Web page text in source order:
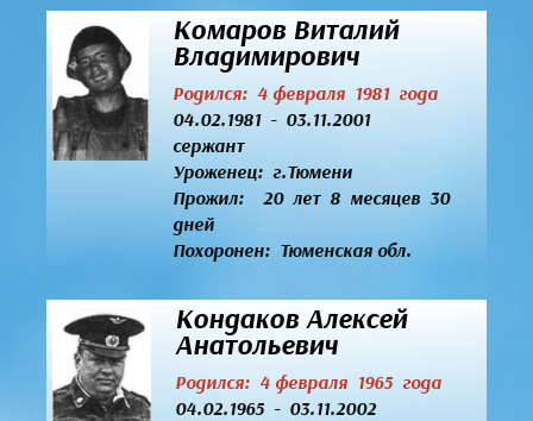
Комаров Виталий
Владимирович
Родился: 4 февраля 1981 года
04.02.1981 - 03.11.2001
сержант
Уроженец:г.Тюмени
Прожил: 20 лет 8 месяцев 30
дней
Похоронен: Тюменская обл.
Кондаков Алексей
Анатольевич
Родился: 4 февраля 1965 года
04.02.1965 - 03.11.2002